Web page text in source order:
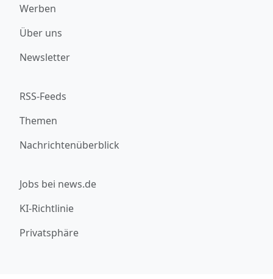
Werben
Über uns
Newsletter
RSS-Feeds
Themen
Nachrichtenüberblick
Jobs bei news.de
KI-Richtlinie
Privatsphäre